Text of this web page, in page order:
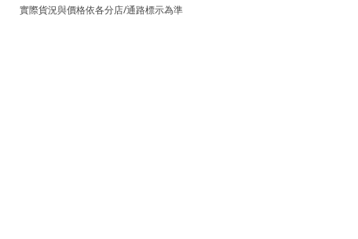
實際貨況與價格依各分店/通路標示為準